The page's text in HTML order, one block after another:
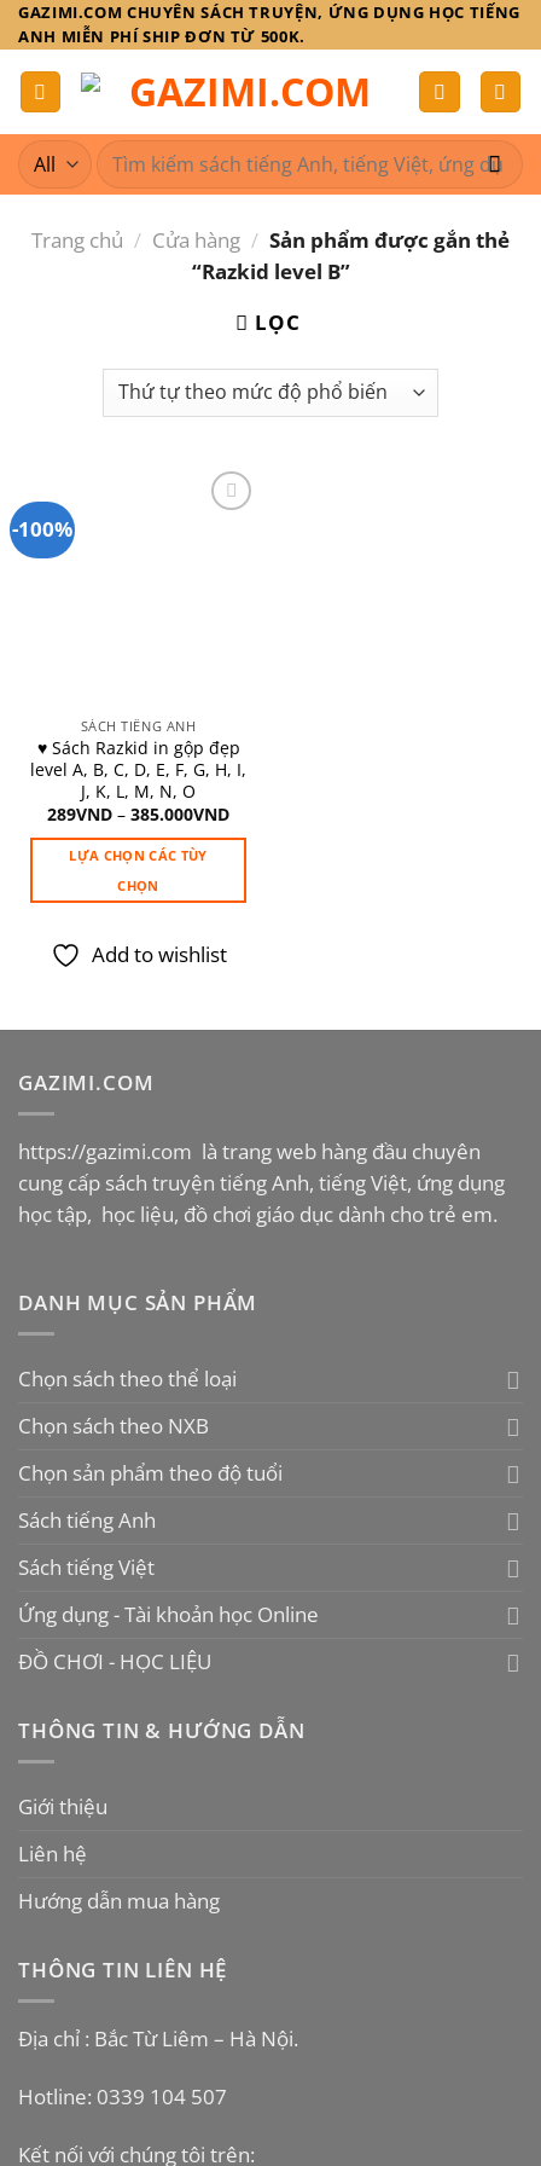
Skip
to
content
GAZIMI.COM CHUYÊN SÁCH TRUYỆN, ỨNG DỤNG HỌC TIẾNG
ANH MIỄN PHÍ SHIP ĐƠN TỪ 500K.
Tìm
kiếm:
Trang chủ / Cửa hàng / Sản phẩm được gắn thẻ
“Razkid level B”
LỌC
-100%
SÁCH TIẾNG ANH
♥️ Sách Razkid in gộp đẹp
level A, B, C, D, E, F, G, H, I,
J, K, L, M, N, O
289VND – 385.000VND
LỰA CHỌN CÁC TÙY
CHỌN
này
thể.
chọn
có
thể
được
trên
trang
phẩm
Add to wishlist
GAZIMI.COM
https://gazimi.com là trang web hàng đầu chuyên
cung cấp sách truyện tiếng Anh, tiếng Việt, ứng dụng
học tập, học liệu, đồ chơi giáo dục dành cho trẻ em.
DANH MỤC SẢN PHẨM
Chọn sách theo thể loại
Chọn sách theo NXB
Chọn sản phẩm theo độ tuổi
Sách tiếng Anh
Sách tiếng Việt
Ứng dụng - Tài khoản học Online
ĐỒ CHƠI - HỌC LIỆU
THÔNG TIN & HƯỚNG DẪN
Giới thiệu
Liên hệ
Hướng dẫn mua hàng
THÔNG TIN LIÊN HỆ
Địa chỉ : Bắc Từ Liêm – Hà Nội.
Hotline: 0339 104 507
Kết nối với chúng tôi trên: